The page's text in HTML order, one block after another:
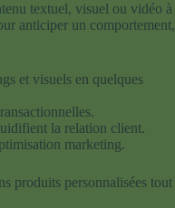
textuel, visuel ou vidéo à
anticiper un comportement,
et visuels en quelques
la relation client.
marketing.
produits personnalisées tout